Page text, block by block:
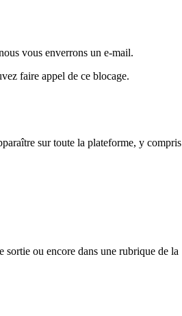
vous enverrons un e-mail.
faire appel de ce blocage.
sur toute la plateforme, y compris
sortie ou encore dans une rubrique de la